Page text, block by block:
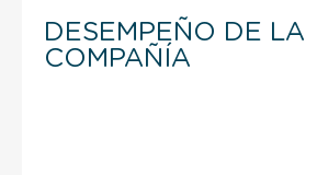
DESEMPEÑO DE LA
COMPAÑÍA